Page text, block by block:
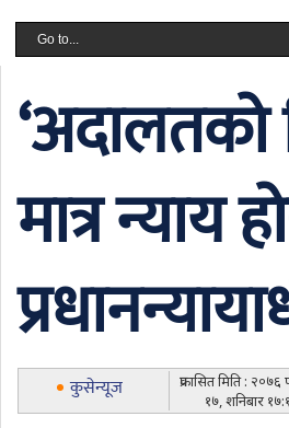
‘अदालतको
मात्र न्याय
कुसेन्यूज
प्रकासित मिति :
१७, शनिबार